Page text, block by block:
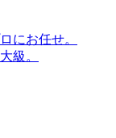
にお任せ。
級。